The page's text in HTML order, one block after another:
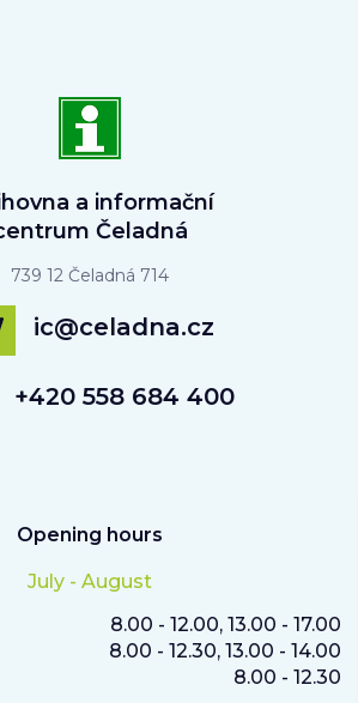
a informační
Čeladná
739 12 Čeladná 714
ic@celadna.cz
+420 558 684 400
Opening hours
July - August
8.00 - 12.00, 13.00 - 17.00
8.00 - 12.30, 13.00 - 14.00
8.00 - 12.30